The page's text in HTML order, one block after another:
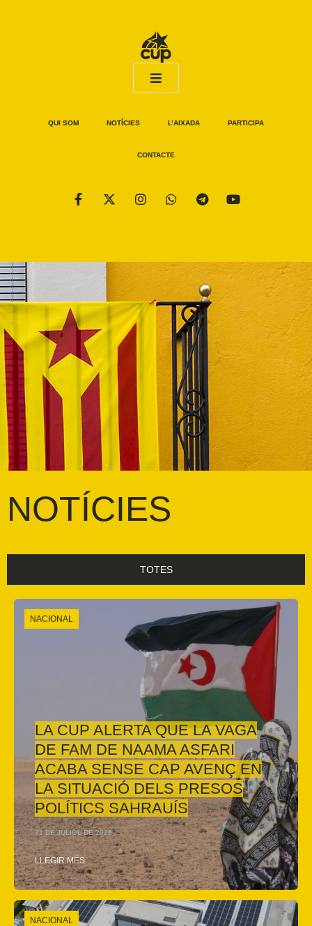
QUI SOM NOTÍCIES L’AIXADA PARTICIPA
CONTACTE
NOTÍCIES
TOTES
LA CUP ALERTA QUE LA VAGA
DE FAM DE NAAMA ASFARI
ACABA SENSE CAP AVENÇ EN
LA SITUACIÓ DELS PRESOS
POLÍTICS SAHRAUÍS
31 DE JULIOL DE 2026
LLEGIR MÉS
NACIONAL
NACIONAL